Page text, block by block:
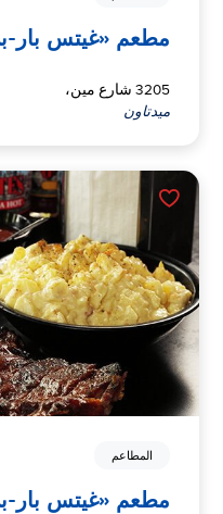
مطعم «غيتس بار-
3205 شارع مين،
ميدتاون
المطاعم
مطعم «غيتس بار-